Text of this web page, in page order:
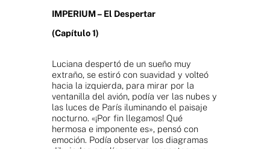
IMPERIUM – El Despertar
(Capítulo 1)
Luciana despertó de un sueño muy
extraño, se estiró con suavidad y volteó
hacia la izquierda, para mirar por la
ventanilla del avión, podía ver las nubes y
las luces de París iluminando el paisaje
nocturno. «¡Por fin llegamos! Qué
hermosa e imponente es», pensó con
emoción. Podía observar los diagramas